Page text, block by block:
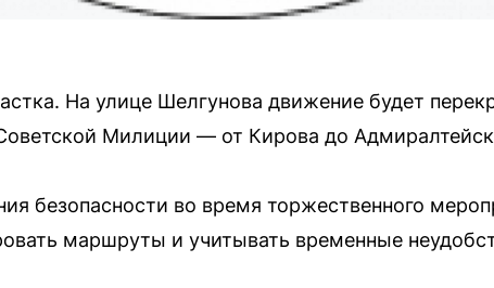
На улице Шелгунова движение будет
Милиции — от Кирова до
безопасности во время торжественного
маршруты и учитывать временные